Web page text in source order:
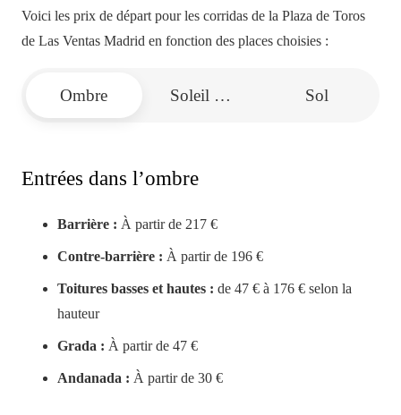
Voici les prix de départ pour les corridas de la Plaza de Toros
de Las Ventas Madrid en fonction des places choisies :
Ombre Soleil et ombre Sol
Entrées dans l’ombre
Barrière : À partir de 217 €
Contre-barrière : À partir de 196 €
Toitures basses et hautes : de 47 € à 176 € selon la
hauteur
Grada : À partir de 47 €
Andanada : À partir de 30 €